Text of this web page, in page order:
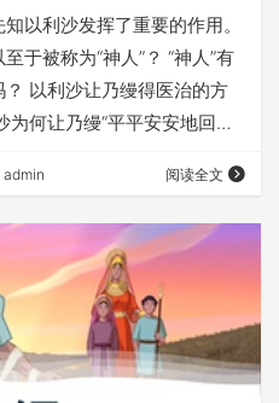
以利沙发挥了重要的作用。
于被称为“神人”？ “神人”有
以利沙让乃缦得医治的方
何让乃缦“平平安安地回
多地临到每一个认真聆听的
利沙》 更多精彩丰富的内
浏览器里收藏访问我们的网
： https://fuyin116.…
admin 阅读全文